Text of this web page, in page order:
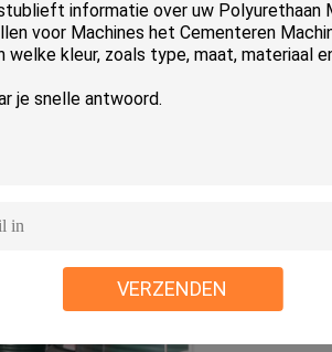
VERZENDEN